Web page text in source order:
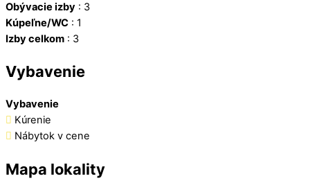
Obývacie izby : 3
Kúpeľne/WC : 1
Izby celkom : 3
Vybavenie
Vybavenie
Kúrenie
Nábytok v cene
Mapa lokality